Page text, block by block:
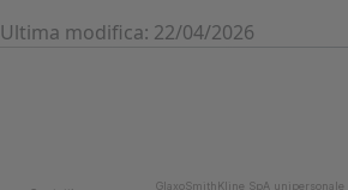
Ultima modifica: 22/04/2026
GlaxoSmithKline SpA unipersonale